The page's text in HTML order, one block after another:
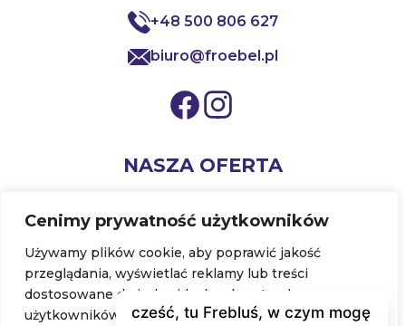
Cenimy prywatność użytkowników
Używamy plików cookie, aby poprawić jakość
przeglądania, wyświetlać reklamy lub treści
dostosowane do indywidualnych potrzeb
użytkowników oraz analizować ruch na stronie.
+48 500 806 627
biuro@froebel.pl
NASZA OFERTA
Nasze książki i publikacje
Pomoce dydaktyczne